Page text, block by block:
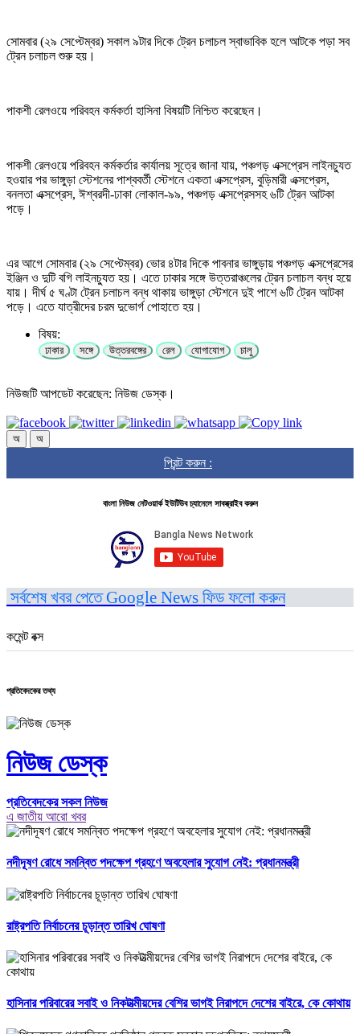
সোমবার (২৯ সেপ্টেম্বর) সকাল ৯টার দিকে ট্রেন চলাচল স্বাভাবিক হলে আটকে পড়া সব
ট্রেন চলাচল শুরু হয়।
পাকশী রেলওয়ে পরিবহন কর্মকর্তা হাসিনা বিষয়টি নিশ্চিত করেছেন।
পাকশী রেলওয়ে পরিবহন কর্মকর্তার কার্যালয় সূত্রে জানা যায়, পঞ্চগড় এক্সপ্রেস লাইনচ্যুত
হওয়ার পর ভাঙ্গুড়া স্টেশনের পাশ্ববর্তী স্টেশনে একতা এক্সপ্রেস, বুড়িমারী এক্সপ্রেস,
বনলতা এক্সপ্রেস, ঈশ্বরদী-ঢাকা লোকাল-৯৯, পঞ্চগড় এক্সপ্রেসসহ ৬টি ট্রেন আটকা
পড়ে।
এর আগে সোমবার (২৯ সেপ্টেম্বর) ভোর ৪টার দিকে পাবনার ভাঙ্গুড়ায় পঞ্চগড় এক্সপ্রেসের
ইঞ্জিন ও দুটি বগি লাইনচ্যুত হয়। এতে ঢাকার সঙ্গে উত্তরাঞ্চলের ট্রেন চলাচল বন্ধ হয়ে
যায়। দীর্ঘ ৫ ঘণ্টা ট্রেন চলাচল বন্ধ থাকায় ভাঙ্গুড়া স্টেশনে দুই পাশে ৬টি ট্রেন আটকা
পড়ে। এতে যাত্রীদের চরম দুভোর্গ পোহাতে হয়।
বিষয়:
ঢাকার সঙ্গে উত্তরবঙ্গের রেল যোগাযোগ চালু
নিউজটি আপডেট করেছেন: নিউজ ডেস্ক।
অ অ
প্রিন্ট করুন :
বাংলা নিউজ নেটওয়ার্ক ইউটিউব চ্যানেলে সাবস্ক্রাইব করুন
সর্বশেষ খবর পেতে Google News ফিড ফলো করুন
কমেন্ট বক্স
প্রতিবেদকের তথ্য
নিউজ ডেস্ক
প্রতিবেদকের সকল নিউজ
এ জাতীয় আরো খবর
নদীদূষণ রোধে সমন্বিত পদক্ষেপ গ্রহণে অবহেলার সুযোগ নেই: প্রধানমন্ত্রী
রাষ্ট্রপতি নির্বাচনের চূড়ান্ত তারিখ ঘোষণা
হাসিনার পরিবারের সবাই ও নিকটাত্মীয়দের বেশির ভাগই নিরাপদে দেশের বাইরে, কে কোথায়